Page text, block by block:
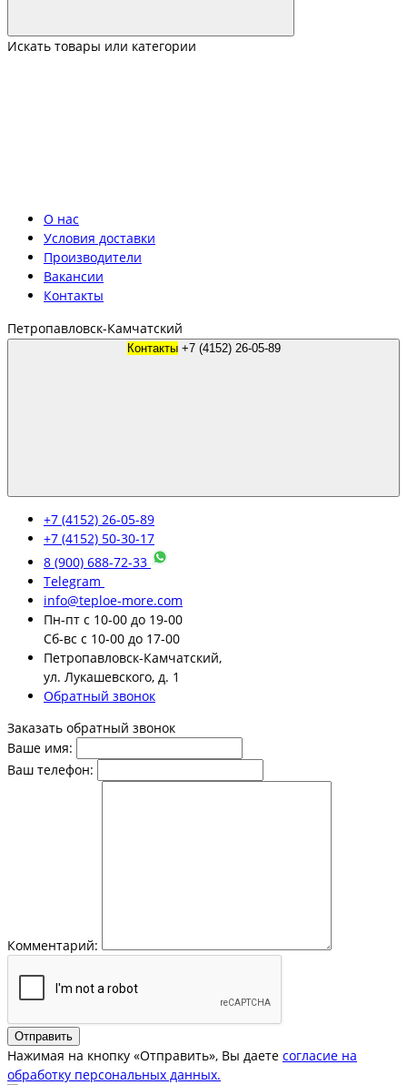
Искать товары или категории
О нас
Условия доставки
Производители
Вакансии
Контакты
Петропавловск-Камчатский
Контакты +7 (4152) 26-05-89
+7 (4152) 26-05-89
+7 (4152) 50-30-17
8 (900) 688-72-33
Telegram
info@teploe-more.com
Пн-пт с 10-00 до 19-00
Сб-вс с 10-00 до 17-00
Петропавловск-Камчатский,
ул. Лукашевского, д. 1
Обратный звонок
Заказать обратный звонок
Ваше имя:
Ваш телефон:
Комментарий:
Отправить
Нажимая на кнопку «Отправить», Вы даете согласие на
обработку персональных данных.